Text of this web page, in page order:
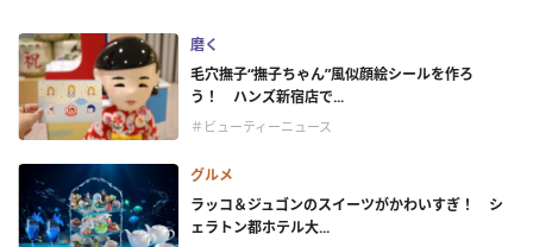
磨く
毛穴撫子“撫子ちゃん”風似顔絵シールを作ろ
う！ ハンズ新宿店で...
＃ビューティーニュース
グルメ
ラッコ＆ジュゴンのスイーツがかわいすぎ！ シ
ェラトン都ホテル大...